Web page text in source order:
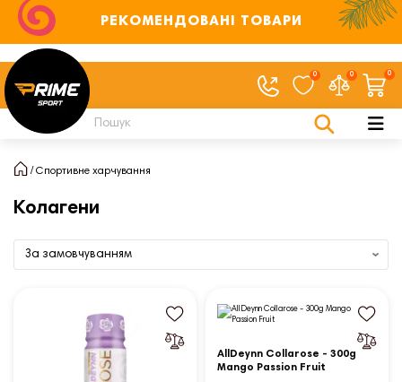
РЕКОМЕНДОВАНІ ТОВАРИ
0 0 0
Спортивне харчування
Колагени
AllDeynn Collarose - 300g
Mango Passion Fruit